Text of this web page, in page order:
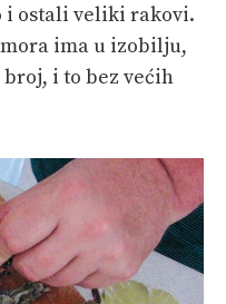
i ostali veliki rakovi.
ima u izobilju,
i to bez većih